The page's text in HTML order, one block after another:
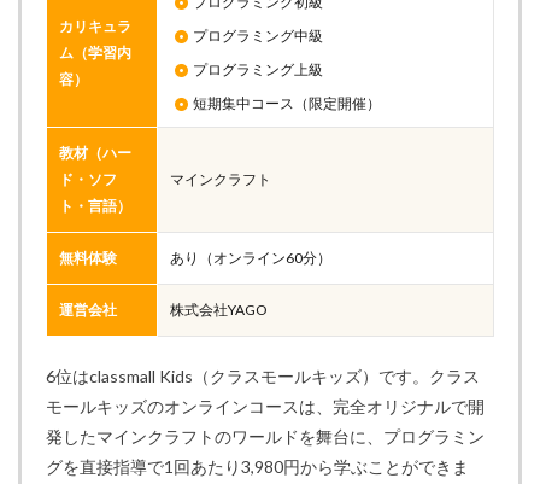
カリキュラ
ム（学習内
容）
プログラミング中級
プログラミング上級
短期集中コース（限定開催）
教材（ハー
ド・ソフ
ト・言語）
マインクラフト
無料体験 あり（オンライン60分）
運営会社 株式会社YAGO
6位はclassmall Kids（クラスモールキッズ）です。クラス
モールキッズのオンラインコースは、完全オリジナルで開
発したマインクラフトのワールドを舞台に、プログラミン
グを直接指導で1回あたり3,980円から学ぶことができま